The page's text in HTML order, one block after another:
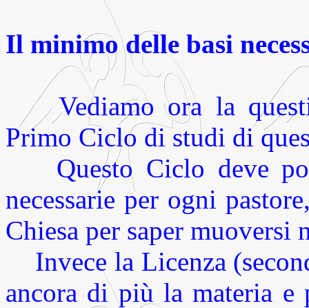
Il minimo delle basi
Vediamo ora la
Primo Ciclo di studi di
Questo Ciclo deve
necessarie per ogni
Chiesa per saper muoversi
Invece la Licenza
ancora di più la materia e